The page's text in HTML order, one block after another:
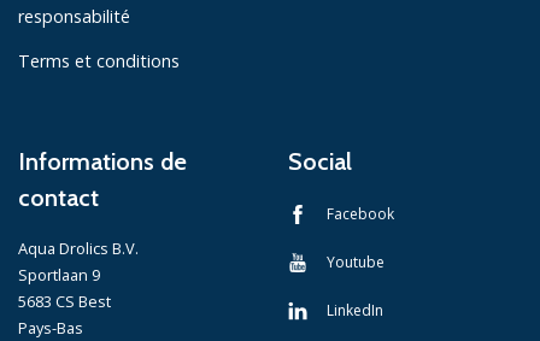
responsabilité
Terms et conditions
Informations de
contact
Aqua Drolics B.V.
Sportlaan 9
5683 CS Best
Pays-Bas
Social
Facebook
Youtube
LinkedIn